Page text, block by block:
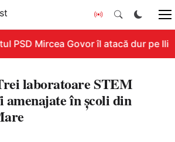
PSD Mircea Govor îl atacă dur pe
laboratoare STEM
amenajate în școli din